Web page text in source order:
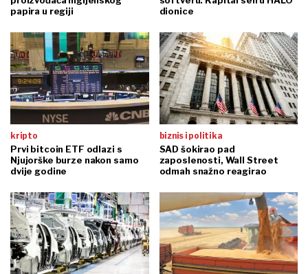
papira u regiji
dionice
kripto
Prvi bitcoin ETF odlazi s
Njujorške burze nakon samo
dvije godine
biznis i politika
SAD šokirao pad
zaposlenosti, Wall Street
odmah snažno reagirao